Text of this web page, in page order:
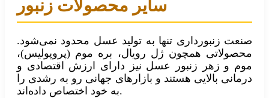
سایر محصولات زنبور
صنعت زنبورداری تنها به تولید عسل محدود نمی‌شود.
محصولاتی همچون ژل رویال، بره موم (پروپولیس)،
موم و زهر زنبور عسل نیز دارای ارزش اقتصادی و
درمانی بالایی هستند و بازارهای جهانی رو به رشدی را
به خود اختصاص داده‌اند.